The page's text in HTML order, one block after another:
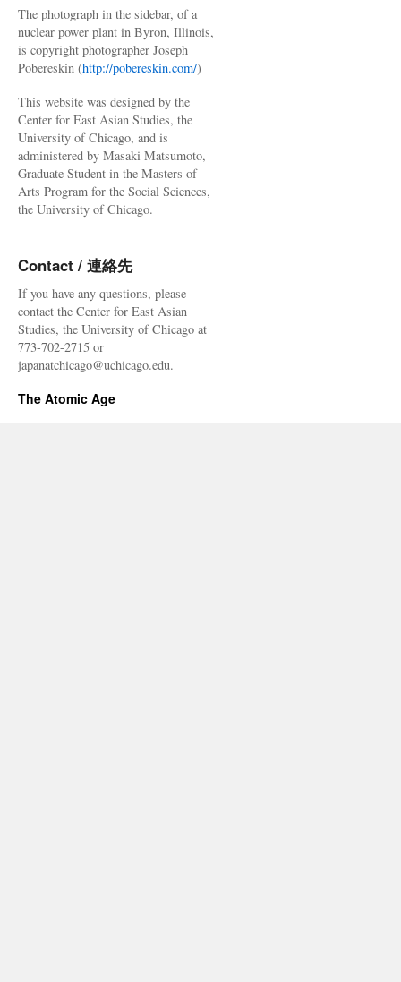
The photograph in the sidebar, of a
nuclear power plant in Byron, Illinois,
is copyright photographer Joseph
Pobereskin (http://pobereskin.com/)
This website was designed by the
Center for East Asian Studies, the
University of Chicago, and is
administered by Masaki Matsumoto,
Graduate Student in the Masters of
Arts Program for the Social Sciences,
the University of Chicago.
Contact / 連絡先
If you have any questions, please
contact the Center for East Asian
Studies, the University of Chicago at
773-702-2715 or
japanatchicago@uchicago.edu.
The Atomic Age